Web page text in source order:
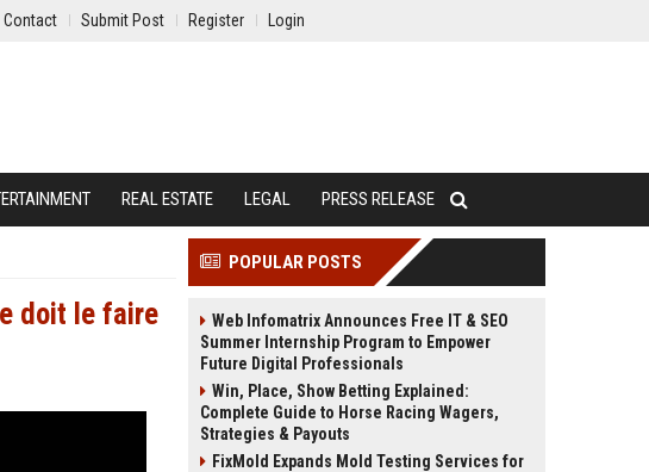
Contact Submit Post Register Login
REAL ESTATE LEGAL PRESS RELEASE
doit le faire
POPULAR POSTS
Web Infomatrix Announces Free IT & SEO
Summer Internship Program to Empower
Future Digital Professionals
Win, Place, Show Betting Explained:
Complete Guide to Horse Racing Wagers,
Strategies & Payouts
FixMold Expands Mold Testing Services for